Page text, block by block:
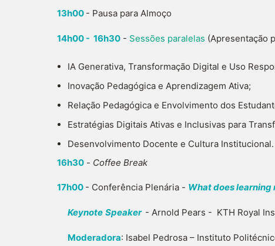
13h00 - Pausa para Almoço
14h00 - 16h30 - Sessões paralelas (Apresentação
IA Generativa, Transformação Digital e Uso
Inovação Pedagógica e Aprendizagem Ativa;
Relação Pedagógica e Envolvimento dos
Estratégias Digitais Ativas e Inclusivas para
Desenvolvimento Docente e Cultura Institucional.
16h30 - Coffee Break
17h00 - Conferência Plenária - What does learning
Keynote Speaker - Arnold Pears - KTH Royal
Moderadora: Isabel Pedrosa – Instituto